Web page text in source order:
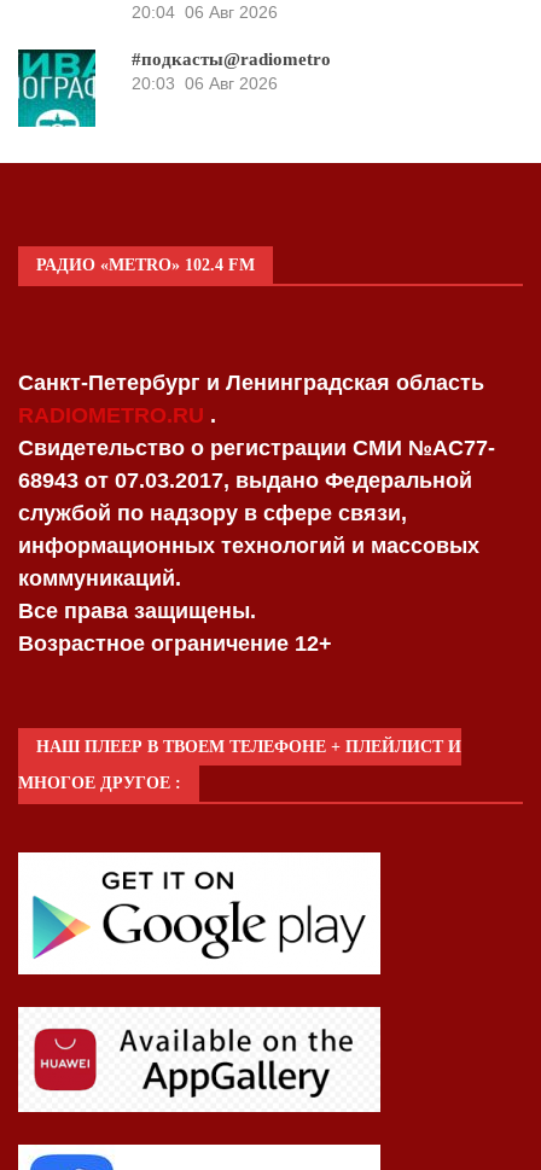
20:04 06 Авг 2026
#подкасты@radiometro
20:03 06 Авг 2026
РАДИО «METRO» 102.4 FM
Санкт-Петербург и Ленинградская область
RADIOMETRO.RU .
Свидетельство о регистрации СМИ №AC77-
68943 от 07.03.2017, выдано Федеральной
службой по надзору в сфере связи,
информационных технологий и массовых
коммуникаций.
Все права защищены.
Возрастное ограничение 12+
НАШ ПЛЕЕР В ТВОЕМ ТЕЛЕФОНЕ + ПЛЕЙЛИСТ И
МНОГОЕ ДРУГОЕ :